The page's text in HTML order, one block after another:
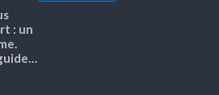
: un